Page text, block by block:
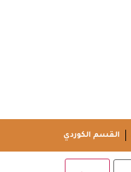
القسم الكوردي